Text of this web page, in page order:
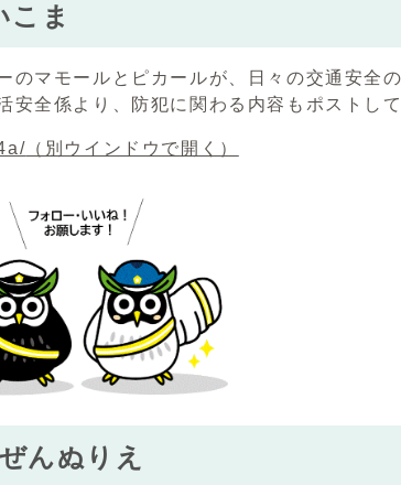
ま
のマモールとピカールが、日々の交通安全
安全係より、防犯に関わる内容もポストし
（別ウインドウで開く）
んぬりえ